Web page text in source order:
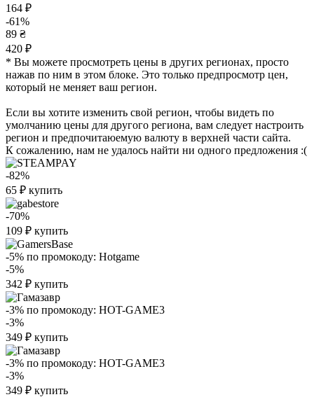
164 ₽
-61%
89 ₴
420 ₽
* Вы можете просмотреть цены в других регионах, просто
нажав по ним в этом блоке. Это только предпросмотр цен,
который не меняет ваш регион.
Если вы хотите изменить свой регион, чтобы видеть по
умолчанию цены для другого региона, вам следует настроить
регион и предпочитаюемую валюту в верхней части сайта.
К сожалению, нам не удалось найти ни одного предложения :(
-82%
65 ₽ купить
-70%
109 ₽ купить
-5% по промокоду: Hotgame
-5%
342 ₽ купить
-3% по промокоду: HOT-GAME3
-3%
349 ₽ купить
-3% по промокоду: HOT-GAME3
-3%
349 ₽ купить